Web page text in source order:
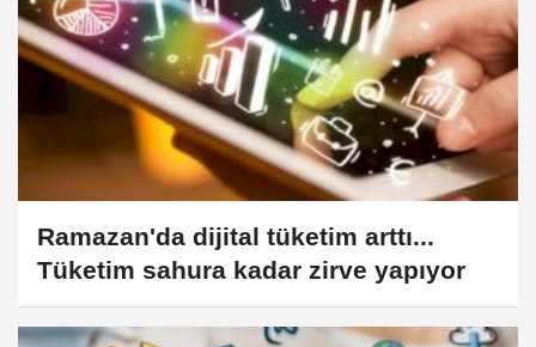
Ramazan'da dijital tüketim arttı...
Tüketim sahura kadar zirve yapıyor